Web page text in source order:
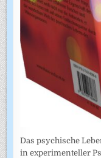
Das psychische
in experimenteller